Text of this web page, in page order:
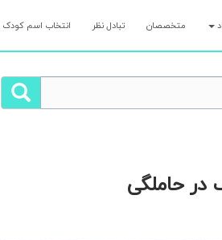
متخصصان تبادل نظر انتخاب اسم کودک
در حاملگی